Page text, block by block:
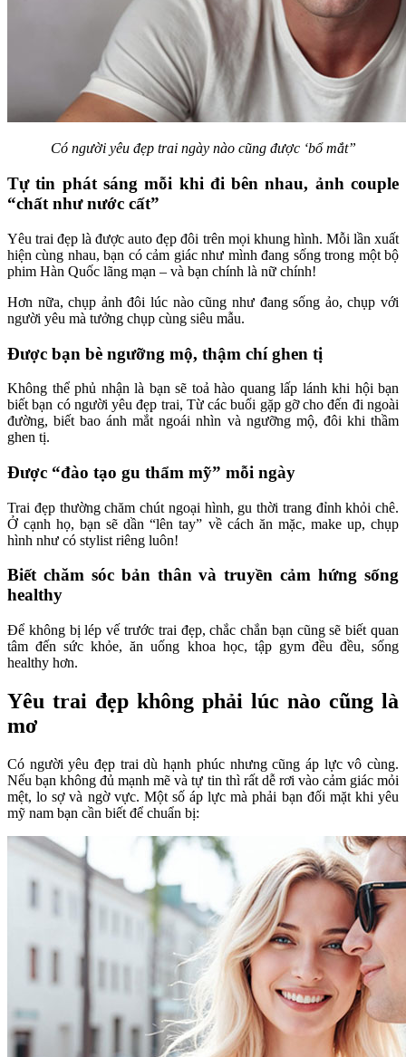
Có người yêu đẹp trai ngày nào cũng được ‘bổ mắt”
Tự tin phát sáng mỗi khi đi bên nhau, ảnh couple
“chất như nước cất”
Yêu trai đẹp là được auto đẹp đôi trên mọi khung hình. Mỗi lần xuất
hiện cùng nhau, bạn có cảm giác như mình đang sống trong một bộ
phim Hàn Quốc lãng mạn – và bạn chính là nữ chính!
Hơn nữa, chụp ảnh đôi lúc nào cũng như đang sống ảo, chụp với
người yêu mà tưởng chụp cùng siêu mẫu.
Được bạn bè ngưỡng mộ, thậm chí ghen tị
Không thể phủ nhận là bạn sẽ toả hào quang lấp lánh khi hội bạn
biết bạn có người yêu đẹp trai, Từ các buổi gặp gỡ cho đến đi ngoài
đường, biết bao ánh mắt ngoái nhìn và ngưỡng mộ, đôi khi thầm
ghen tị.
Được “đào tạo gu thẩm mỹ” mỗi ngày
Trai đẹp thường chăm chút ngoại hình, gu thời trang đỉnh khỏi chê.
Ở cạnh họ, bạn sẽ dần “lên tay” về cách ăn mặc, make up, chụp
hình như có stylist riêng luôn!
Biết chăm sóc bản thân và truyền cảm hứng sống
healthy
Để không bị lép vế trước trai đẹp, chắc chắn bạn cũng sẽ biết quan
tâm đến sức khỏe, ăn uống khoa học, tập gym đều đều, sống
healthy hơn.
Yêu trai đẹp không phải lúc nào cũng là
mơ
Có người yêu đẹp trai dù hạnh phúc nhưng cũng áp lực vô cùng.
Nếu bạn không đủ mạnh mẽ và tự tin thì rất dễ rơi vào cảm giác mỏi
mệt, lo sợ và ngờ vực. Một số áp lực mà phải bạn đối mặt khi yêu
mỹ nam bạn cần biết để chuẩn bị: